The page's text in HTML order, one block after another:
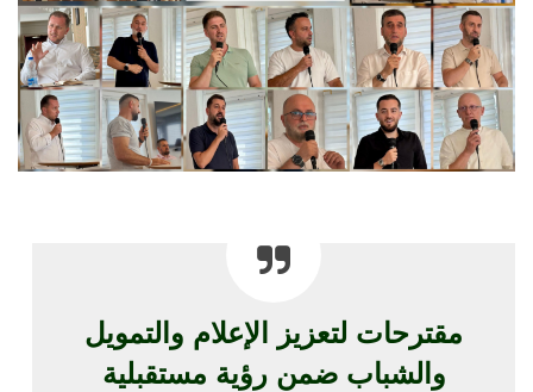
مقترحات لتعزيز الإعلام والتمويل
والشباب ضمن رؤية مستقبلية